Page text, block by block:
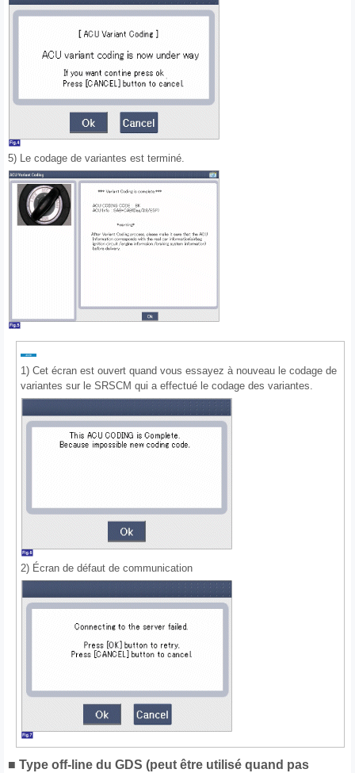
5) Le codage de variantes est terminé.
1) Cet écran est ouvert quand vous essayez à nouveau le codage de
variantes sur le SRSCM qui a effectué le codage des variantes.
2) Écran de défaut de communication
■ Type off-line du GDS (peut être utilisé quand pas